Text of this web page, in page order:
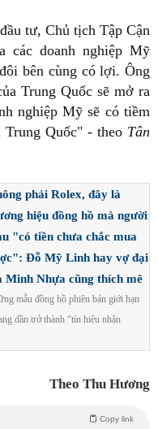
tư, Chủ tịch Tập Cận
các doanh nghiệp Mỹ
bên cùng có lợi. Ông
Trung Quốc sẽ mở ra
nghiệp Mỹ sẽ có tiềm
Trung Quốc" - theo Tân
phải Rolex, đây là
hiệu đồng hồ mà người
"có tiền chưa chắc mua
Đỗ Mỹ Linh hay vợ đại
Minh Nhựa cũng thích mê
mẫu đồng hồ phiên bản giới hạn
dần trở thành “tín hiệu nhận
Theo Thu Hương
Copy link